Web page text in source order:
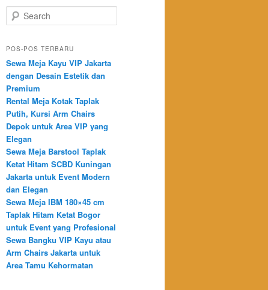
Search
POS-POS TERBARU
Sewa Meja Kayu VIP Jakarta
dengan Desain Estetik dan
Premium
Rental Meja Kotak Taplak
Putih, Kursi Arm Chairs
Depok untuk Area VIP yang
Elegan
Sewa Meja Barstool Taplak
Ketat Hitam SCBD Kuningan
Jakarta untuk Event Modern
dan Elegan
Sewa Meja IBM 180×45 cm
Taplak Hitam Ketat Bogor
untuk Event yang Profesional
Sewa Bangku VIP Kayu atau
Arm Chairs Jakarta untuk
Area Tamu Kehormatan